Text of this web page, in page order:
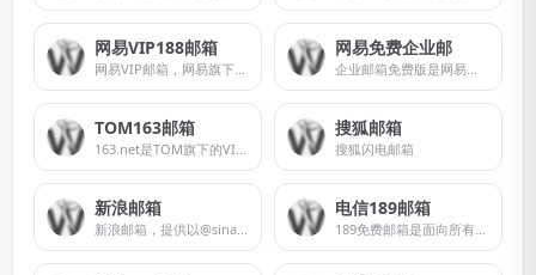
网易VIP188邮箱
网易VIP邮箱，网易旗下高端邮箱品牌，安全、专业、高效的个人收费邮箱，精英人士必备。
网易免费企业邮
企业邮箱免费版是网易为企业提供专属域名后缀的免费邮箱,
TOM163邮箱
163.net是TOM旗下的VIP邮箱品牌
搜狐邮箱
搜狐闪电邮箱
新浪邮箱
新浪邮箱，提供以@sina.com和@sina.cn为后缀的免费邮箱。
电信189邮箱
189免费邮箱是面向所有互联网用户的新型工作和商务邮箱